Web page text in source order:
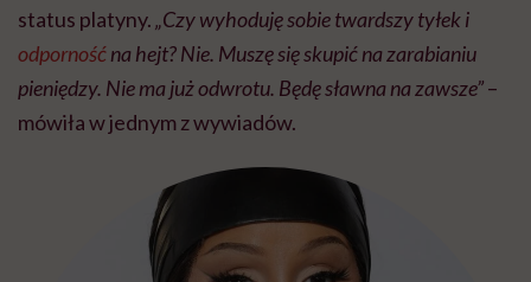
status platyny.„Czy wyhoduję sobie twardszy tyłek i
odpornośćna hejt? Nie. Muszę się skupić na zarabianiu
pieniędzy. Nie ma już odwrotu. Będę sławna na zawsze”–
mówiła w jednym z wywiadów.